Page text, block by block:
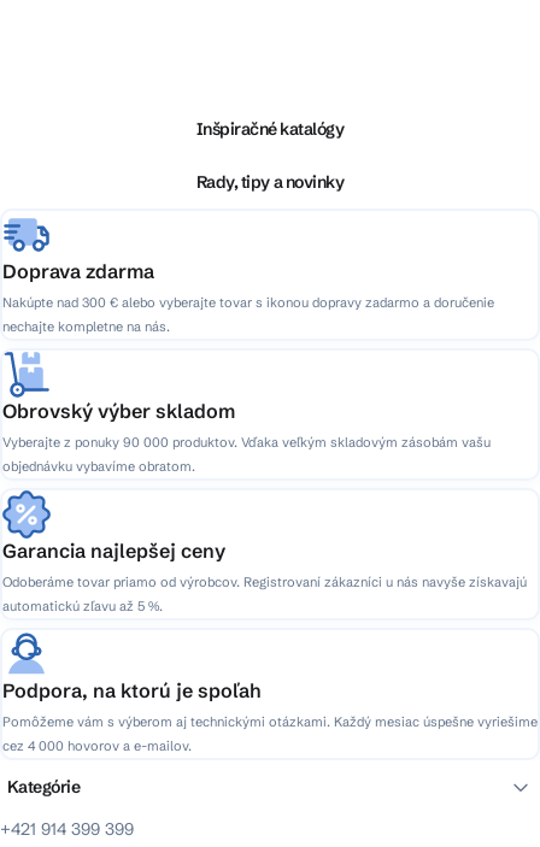
e
Inšpiračné katalógy
Rady, tipy a novinky
Doprava zdarma
Nakúpte nad 300 € alebo vyberajte tovar s ikonou dopravy zadarmo a doručenie
nechajte kompletne na nás.
Obrovský výber skladom
Vyberajte z ponuky 90 000 produktov. Vďaka veľkým skladovým zásobám vašu
objednávku vybavíme obratom.
Garancia najlepšej ceny
Odoberáme tovar priamo od výrobcov. Registrovaní zákazníci u nás navyše získavajú
automatickú zľavu až 5 %.
Podpora, na ktorú je spoľah
Pomôžeme vám s výberom aj technickými otázkami. Každý mesiac úspešne vyriešime
cez 4 000 hovorov a e-mailov.
+421 914 399 399
Kategórie